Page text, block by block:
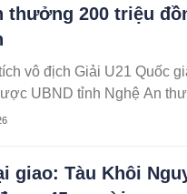
thưởng 200 triệu
vô địch Giải U21 Quốc
UBND tỉnh Nghệ An
giao: Tàu Khôi